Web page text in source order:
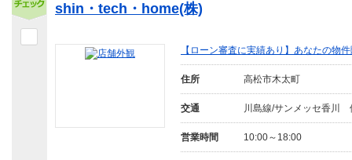
shin・tech・home(株)
【ローン審査に実績あり】あなたの物
住所 高松市木太町
交通 川島線/サンメッセ香川
営業時間 10:00～18:00